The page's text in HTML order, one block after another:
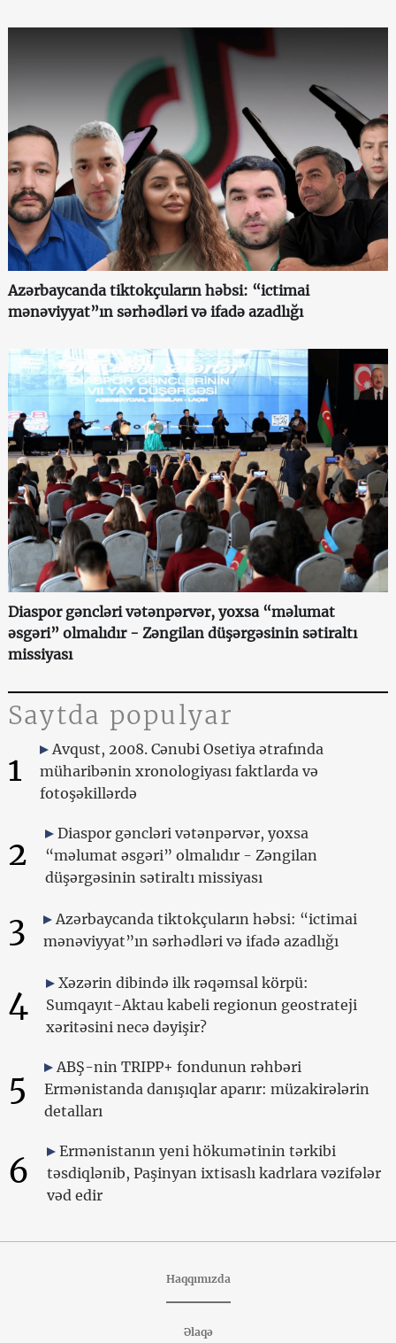
Azərbaycanda tiktokçuların həbsi: “ictimai
mənəviyyat”ın sərhədləri və ifadə azadlığı
Diaspor gəncləri vətənpərvər, yoxsa “məlumat
əsgəri” olmalıdır - Zəngilan düşərgəsinin sətiraltı
missiyası
Saytda populyar
1
Avqust, 2008. Cənubi Osetiya ətrafında
müharibənin xronologiyası faktlarda və
fotoşəkillərdə
2
Diaspor gəncləri vətənpərvər, yoxsa
“məlumat əsgəri” olmalıdır - Zəngilan
düşərgəsinin sətiraltı missiyası
3
Azərbaycanda tiktokçuların həbsi: “ictimai
mənəviyyat”ın sərhədləri və ifadə azadlığı
4
Xəzərin dibində ilk rəqəmsal körpü:
Sumqayıt-Aktau kabeli regionun geostrateji
xəritəsini necə dəyişir?
5
ABŞ-nin TRIPP+ fondunun rəhbəri
Ermənistanda danışıqlar aparır: müzakirələrin
detalları
6
Ermənistanın yeni hökumətinin tərkibi
təsdiqlənib, Paşinyan ixtisaslı kadrlara vəzifələr
vəd edir
Haqqımızda
Əlaqə